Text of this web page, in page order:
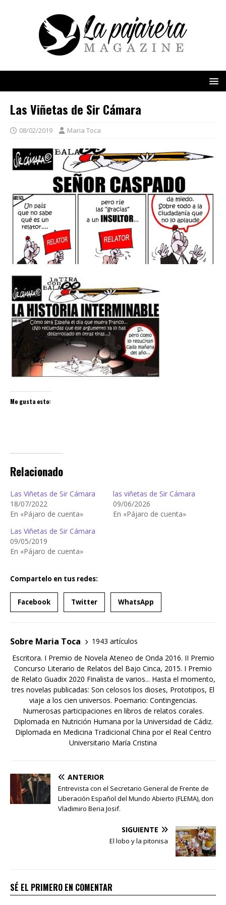
Las Viñetas de Sir Cámara
08/02/2019 Maria Toca
Me gusta esto:
Relacionado
Las Viñetas de Sir Cámara
18/07/2022
En «Pájaro de cuenta»
las viñetas de Sir Cámara
09/06/2026
En «Pájaro de cuenta»
Las Viñetas de Sir Cámara
09/05/2019
En «Pájaro de cuenta»
Compartelo en tus redes:
Facebook Twitter WhatsApp
Sobre Maria Toca
1943 artículos
Escritora. I Premio de Novela Ateneo de Onda 2016. II Premio
Concurso Literario de Relatos del Bajo Cinca, 2015. I Premio
de Relato Guadix 2020 Finalista de varios... Hasta el momento,
tres novelas publicadas: Son celosos los dioses, Prototipos, El
viaje a los cien universos. Poemario: Contingencias.
Numerosas participaciones en libros de relatos corales.
Diplomada en Nutrición Humana por la Universidad de Cádiz.
Diplomada en Medicina Tradicional China por el Real Centro
Universitario María Cristina
ANTERIOR
Entrevista con el Secretario General de Frente de
Liberación Español del Mundo Abierto (FLEMA), don
Vladimiro Beria Josif.
SIGUIENTE
El lobo y la pitonisa
SÉ EL PRIMERO EN COMENTAR